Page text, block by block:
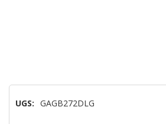
UGS: GAGB272DLG